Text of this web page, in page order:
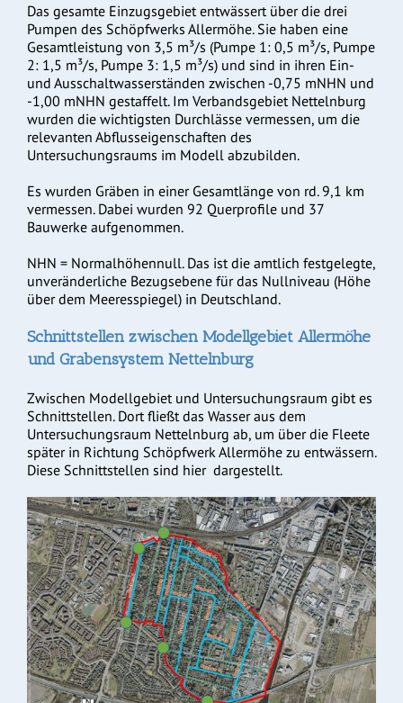
Das gesamte Einzugsgebiet entwässert über die drei
Pumpen des Schöpfwerks Allermöhe. Sie haben eine
Gesamtleistung von 3,5 m³/s (Pumpe 1: 0,5 m³/s, Pumpe
2: 1,5 m³/s, Pumpe 3: 1,5 m³/s) und sind in ihren Ein-
und Ausschaltwasserständen zwischen -0,75 mNHN und
-1,00 mNHN gestaffelt. Im Verbandsgebiet Nettelnburg
wurden die wichtigsten Durchlässe vermessen, um die
relevanten Abflusseigenschaften des
Untersuchungsraums im Modell abzubilden.
Es wurden Gräben in einer Gesamtlänge von rd. 9,1 km
vermessen. Dabei wurden 92 Querprofile und 37
Bauwerke aufgenommen.
NHN = Normalhöhennull. Das ist die amtlich festgelegte,
unveränderliche Bezugsebene für das Nullniveau (Höhe
über dem Meeresspiegel) in Deutschland.
Schnittstellen zwischen Modellgebiet Allermöhe
und Grabensystem Nettelnburg
Zwischen Modellgebiet und Untersuchungsraum gibt es
Schnittstellen. Dort fließt das Wasser aus dem
Untersuchungsraum Nettelnburg ab, um über die Fleete
später in Richtung Schöpfwerk Allermöhe zu entwässern.
Diese Schnittstellen sind hier dargestellt.